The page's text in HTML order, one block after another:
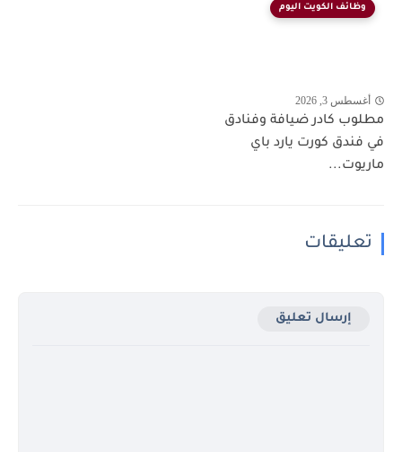
وظائف الكويت اليوم
أغسطس 3, 2026
مطلوب كادر ضيافة وفنادق
في فندق كورت يارد باي
ماريوت...
تعليقات
إرسال تعليق